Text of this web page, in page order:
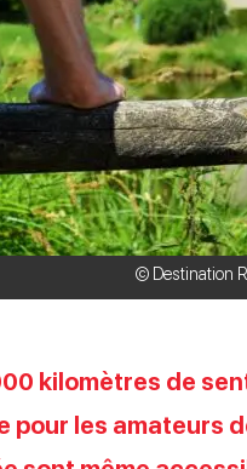
© Destination
kilomètres de
pour les amateurs